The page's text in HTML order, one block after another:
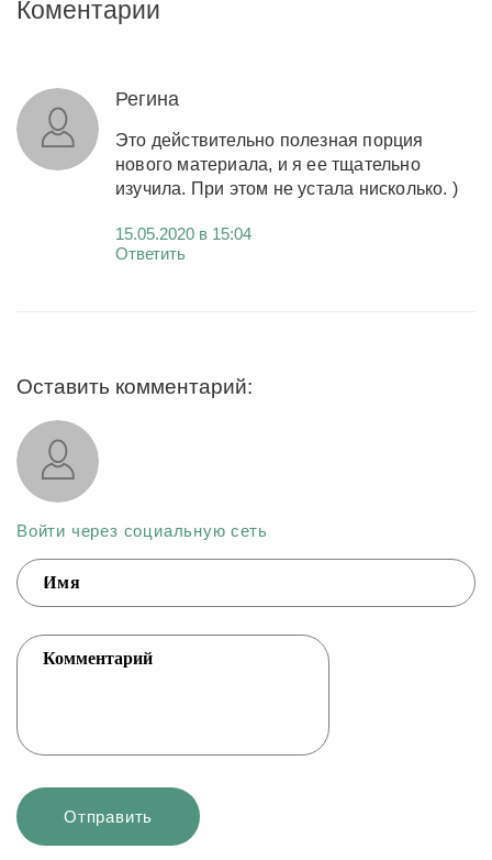
Коментарии
Регина
Это действительно полезная порция
нового материала, и я ее тщательно
изучила. При этом не устала нисколько. )
15.05.2020 в 15:04
Ответить
Оставить комментарий:
Войти через социальную сеть